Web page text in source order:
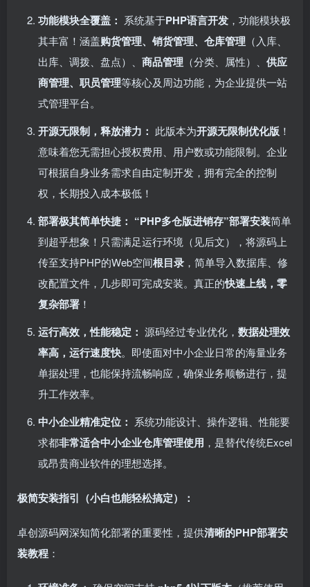
功能模块全覆盖：​ 系统基于PHP语言开发 ，功能模块极
其丰富！涵盖购货管理、销货管理、仓库管理 ​（入库、
出库、调拨、盘点）、 商品管理 ​（分类、属性）、 供应
商管理、职员管理等核心及周边功能，为企业提供一站
式管理平台。
开源无限制，释放潜力：​ 此版本为开源无限制优化版 ！
意味着您无需担心授权费用、用户数或功能限制。企业
可根据自身业务需求自由定制开发，拥有完全的控制
权，长期投入成本极低！
部署极其简单快捷：​ ​“PHP多仓版进销存”部署安装简单
到超乎想象！只需满足运行环境（见后文），将源码上
传至支持PHP的Web空间根目录 ，简单导入数据库、修
改配置文件，几步即可完成安装。真正的快速上线，零
复杂部署 ！
运行高效，性能稳定：​ 源码经过专业优化，​ 数据处理效
率高，运行速度快。即使面对中小企业日常的海量业务
单据处理，也能保持流畅响应，确保业务顺畅进行，提
升工作效率。
中小企业精准定位：​ 系统功能设计、操作逻辑、性能要
求都非常适合中小企业仓库管理使用 ，是替代传统Excel
或昂贵商业软件的理想选择。
极简安装指引（小白也能轻松搞定）：​
卓创源码网深知简化部署的重要性，提供清晰的PHP部署安
装教程 ：